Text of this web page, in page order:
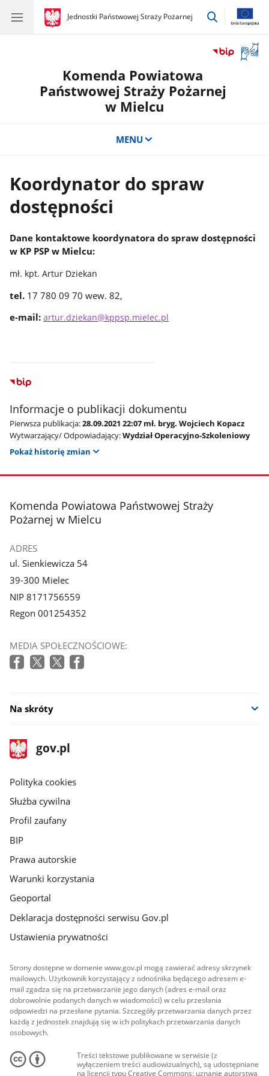
gov.pl
Jednostki Państwowej Straży Pożarnej
gov.pl
Jednostki
przejdź
okno
Komenda Powiatowa
Państwowej Straży Pożarnej
w Mielcu
MENU
Koordynator do spraw
dostępności
Dane kontaktowe koordynatora do spraw dostępności
w KP PSP w Mielcu:
mł. kpt. Artur Dziekan
tel. 17 780 09 70 wew. 82,
e-mail:artur.dziekan@kppsp.mielec.pl
Informacje o publikacji dokumentu
Pierwsza publikacja:28.09.2021 22:07 mł. bryg. Wojciech Kopacz
Wytwarzający/ Odpowiadający:Wydział Operacyjno-Szkoleniowy
Pokaż historię zmian
stopka
Komenda Powiatowa Państwowej Straży
Pożarnej w Mielcu
ADRES
ul. Sienkiewicza 54
39-300 Mielec
NIP 8171756559
Regon 001254352
MEDIA SPOŁECZNOŚCIOWE:
Na skróty
stopka
gov.pl
Strona
gov.pl
gov.pl
Polityka cookies
Służba cywilna
Profil zaufany
BIP
Prawa autorskie
Warunki korzystania
Geoportal
Deklaracja dostępności serwisu Gov.pl
Ustawienia prywatności
Strony dostępne w domenie www.gov.pl mogą zawierać adresy skrzynek
mailowych. Użytkownik korzystający z odnośnika będącego adresem e-
mail zgadza się na przetwarzanie jego danych (adres e-mail oraz
dobrowolnie podanych danych w wiadomości) w celu przesłania
odpowiedzi na przesłane pytania. Szczegóły przetwarzania danych przez
każdą z jednostek znajdują się w ich politykach przetwarzania danych
osobowych.
Treści tekstowe publikowane w serwisie (z
wyłączeniem treści audiowizualnych), są udostępniane
na licencji typu Creative Commons: uznanie autorstwa